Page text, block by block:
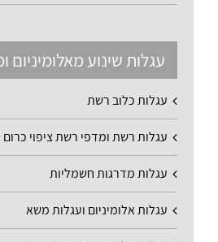
עגלות שינוע מאלומיניום
עגלות כלוב רשת
עגלות רשת ומדפי רשת ציפוי כרום
עגלות מדרגות חשמליות
עגלות אלומיניום ועגלות משא